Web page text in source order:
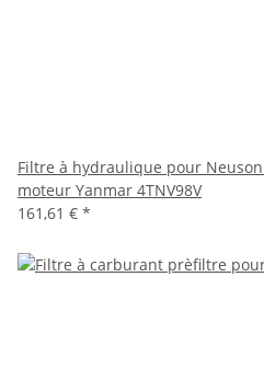
Filtre à hydraulique pour
moteur Yanmar 4TNV98V
161,61 € *